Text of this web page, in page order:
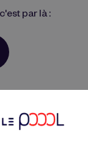
par là :